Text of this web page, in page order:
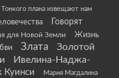
плана извещают нам
Говорят
для Новой Земли
Жизнь
Злата
Золотой
Ивелина-Наджа-
Куинси Мария Магдалина